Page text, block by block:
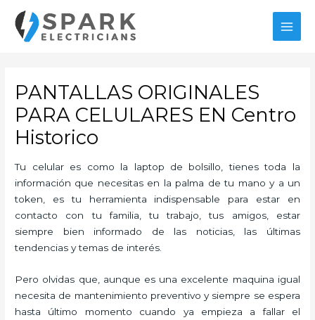
contenido
PANTALLAS ORIGINALES
PARA CELULARES EN Centro
Historico
Tu celular es como la laptop de bolsillo, tienes toda la
información que necesitas en la palma de tu mano y a un
token, es tu herramienta indispensable para estar en
contacto con tu familia, tu trabajo, tus amigos, estar
siempre bien informado de las noticias, las últimas
tendencias y temas de interés.
Pero olvidas que, aunque es una excelente maquina igual
necesita de mantenimiento preventivo y siempre se espera
hasta último momento cuando ya empieza a fallar el